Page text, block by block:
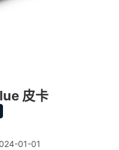
皮卡
01-01